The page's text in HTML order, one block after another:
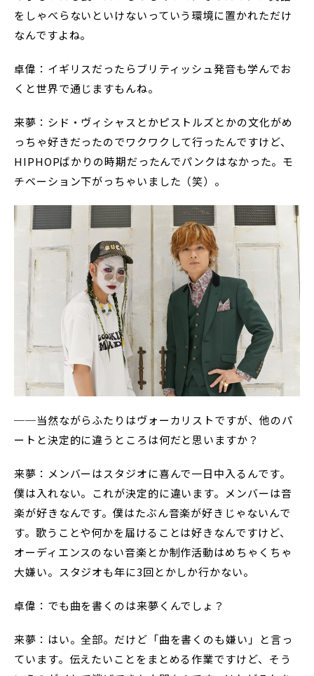
をしゃべらないといけないっていう環境に置かれただけ
なんですよね。
卓偉：イギリスだったらブリティッシュ発音も学んでお
くと世界で通じますもんね。
来夢：シド・ヴィシャスとかピストルズとかの文化がめ
っちゃ好きだったのでワクワクして行ったんですけど、
HIPHOPばかりの時期だったんでパンクはなかった。モ
チベーション下がっちゃいました（笑）。
──当然ながらふたりはヴォーカリストですが、他のパ
ートと決定的に違うところは何だと思いますか？
来夢：メンバーはスタジオに喜んで一日中入るんです。
僕は入れない。これが決定的に違います。メンバーは音
楽が好きなんです。僕はたぶん音楽が好きじゃないんで
す。歌うことや何かを届けることは好きなんですけど、
オーディエンスのない音楽とか制作活動はめちゃくちゃ
大嫌い。スタジオも年に3回とかしか行かない。
卓偉：でも曲を書くのは来夢くんでしょ？
来夢：はい。全部。だけど「曲を書くのも嫌い」と言っ
ています。伝えたいことをまとめる作業ですけど、そう